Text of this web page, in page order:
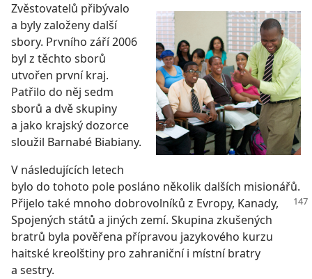
Zvěstovatelů přibývalo
a byly založeny další
sbory. Prvního září 2006
byl z těchto sborů
utvořen první kraj.
Patřilo do něj sedm
sborů a dvě skupiny
a jako krajský dozorce
sloužil Barnabé Biabiany.
V následujících letech
bylo do tohoto pole posláno několik dalších misionářů.
Přijelo také mnoho dobrovolníků z Evropy, Kanady,
Spojených států a jiných zemí. Skupina zkušených
bratrů byla pověřena přípravou jazykového kurzu
haitské kreolštiny pro zahraniční i místní bratry
a sestry.